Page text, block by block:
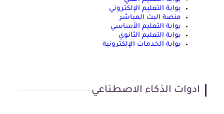
بوابة التعليم الإلكتروني
منصة البث المباشر
بوابة التعليم الأساسي
بوابة التعليم الثانوي
بوابة الخدمات الإلكترونية
ادوات الذكاء الاصطناعي